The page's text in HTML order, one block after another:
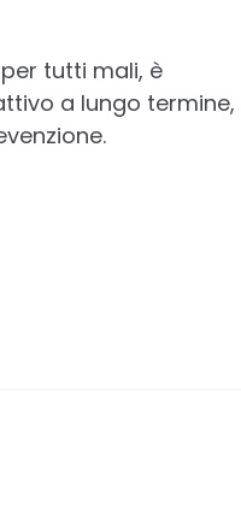
tutti mali, è
a lungo termine,